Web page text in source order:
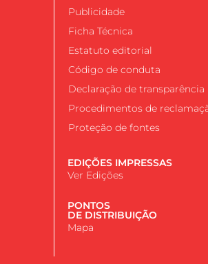
Publicidade
Ficha Técnica
Estatuto editorial
Código de conduta
Declaração de transparência
Procedimentos de
Proteção de fontes
EDIÇÕES IMPRESSAS
Ver Edições
PONTOS
DE DISTRIBUIÇÃO
Mapa